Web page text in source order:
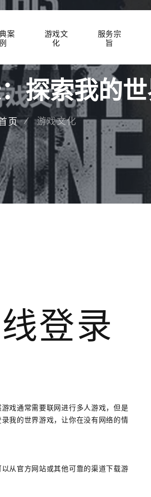
案
游戏文
化
服务宗
旨
探索我的
页 游戏文化
登录
戏通常需要联网进行多人游戏，但是
我的世界游戏，让你在没有网络的情
从官方网站或其他可靠的渠道下载游